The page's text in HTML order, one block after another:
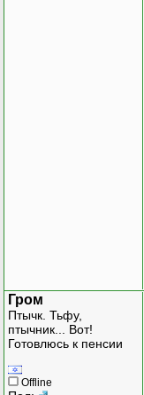
Гром
Птычк. Тьфу,
птычник... Вот!
Готовлюсь к пенсии
Offline